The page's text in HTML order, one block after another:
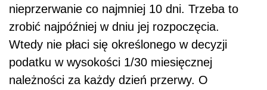
nieprzerwanie co najmniej 10 dni. Trzeba to
zrobić najpóźniej w dniu jej rozpoczęcia.
Wtedy nie płaci się określonego w decyzji
podatku w wysokości 1/30 miesięcznej
należności za każdy dzień przerwy. O